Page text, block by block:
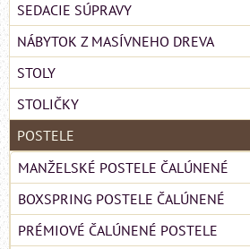
SEDACIE SÚPRAVY
NÁBYTOK Z MASÍVNEHO DREVA
STOLY
STOLIČKY
POSTELE
MANŽELSKÉ POSTELE ČALÚNENÉ
BOXSPRING POSTELE ČALÚNENÉ
PRÉMIOVÉ ČALÚNENÉ POSTELE